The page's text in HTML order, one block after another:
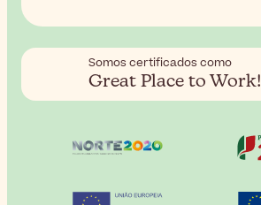
Somos certificados como
Great Place to Work!